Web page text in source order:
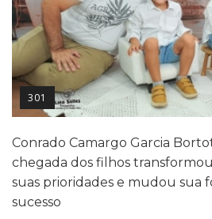
301
Conrado Camargo Garcia
chegada dos filhos
suas prioridades e mudou sua
sucesso